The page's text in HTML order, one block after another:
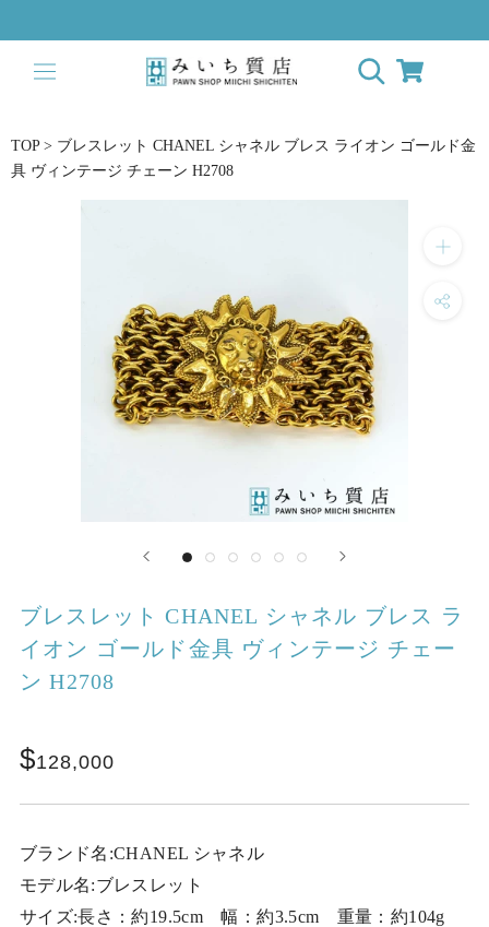
to
content
TOP > ブレスレット CHANEL シャネル ブレス ライオン ゴールド金
具 ヴィンテージ チェーン H2708
ブレスレット CHANEL シャネル ブレス ラ
イオン ゴールド金具 ヴィンテージ チェー
ン H2708
128,000
ブランド名:CHANEL シャネル
モデル名:ブレスレット
サイズ:長さ：約19.5cm 幅：約3.5cm 重量：約104g